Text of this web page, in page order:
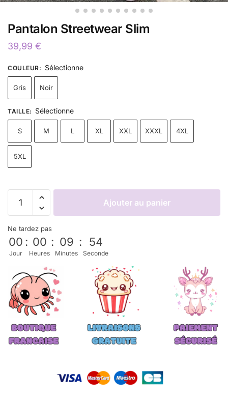
Pantalon Streetwear Slim
39,99 €
COULEUR: Sélectionne
Gris Noir
TAILLE: Sélectionne
S M L XL XXL XXXL 4XL
5XL
Ajouter au panier
Ne tardez pas
00
Jour
: 00
Heures
: 09
Minutes
: 53
Seconde